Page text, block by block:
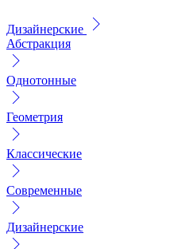
Дизайнерские
Абстракция
Однотонные
Геометрия
Классические
Современные
Дизайнерские